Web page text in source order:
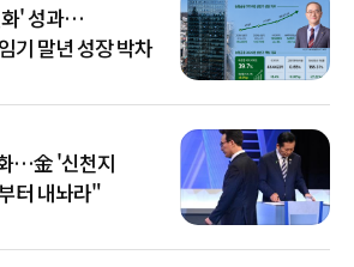
화' 성과…
기 말년 성장 박차
…金 '신천지
터 내놔라"